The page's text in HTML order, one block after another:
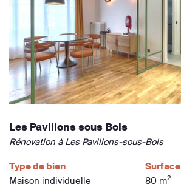
Les Pavillons sous Bois
Rénovation à Les Pavillons-sous-Bois
Type de bien
Maison individuelle
Surface
80 m2